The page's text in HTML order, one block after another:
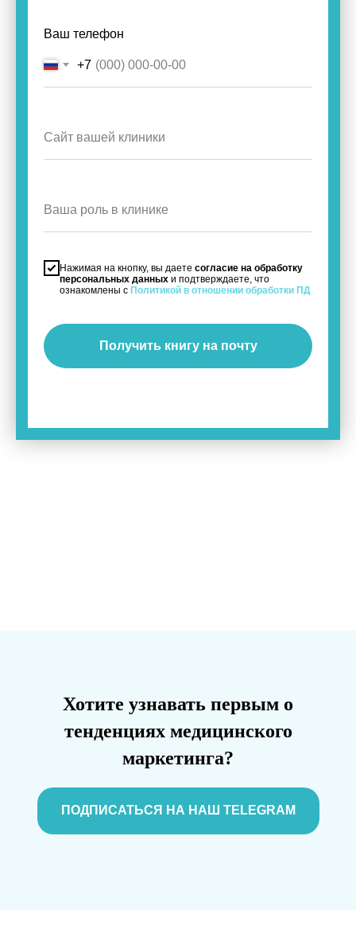
Ваш телефон
+7
Нажимая на кнопку, вы даете согласие на обработку
персональных данных и подтверждаете, что
ознакомлены с Политикой в отношении обработки ПД
Получить книгу на почту
Хотите узнавать первым о
тенденциях медицинского
маркетинга?
ПОДПИСАТЬСЯ НА НАШ TELEGRAM